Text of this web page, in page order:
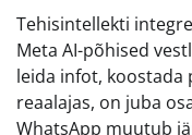
Tehisintellekti
Meta AI-põhised
leida infot, koostada
reaalajas, on juba
WhatsApp muutub